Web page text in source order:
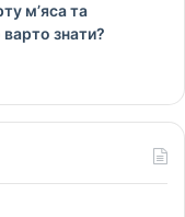
м’яса та
знати?